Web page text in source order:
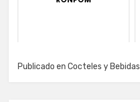
Publicado en Cocteles y Bebidas